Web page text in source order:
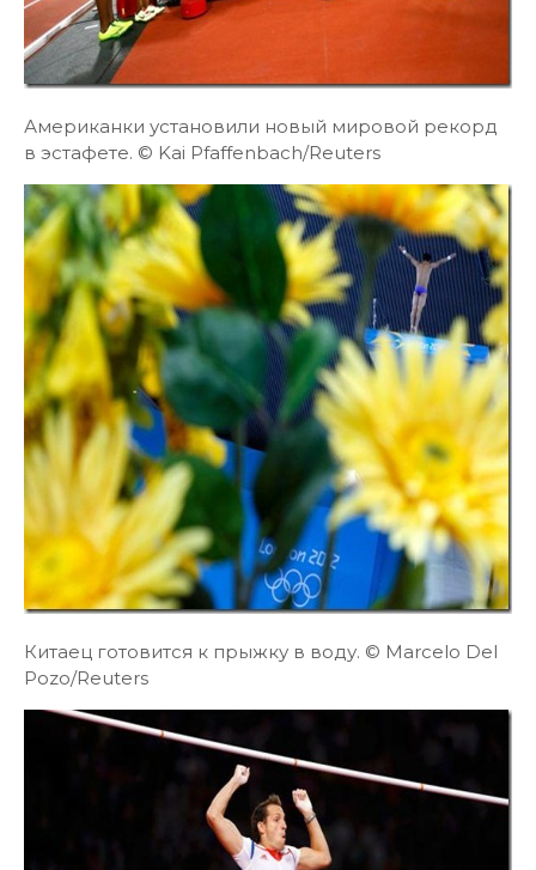
Американки установили новый мировой рекорд
в эстафете. © Kai Pfaffenbach/Reuters
Китаец готовится к прыжку в воду. © Marcelo Del
Pozo/Reuters